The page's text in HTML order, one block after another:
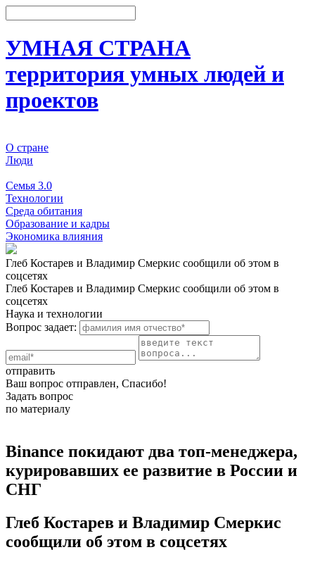
УМНАЯ СТРАНА
территория умных людей и
проектов
О стране
Люди
Семья 3.0
Технологии
Среда обитания
Образование и кадры
Экономика влияния
Глеб Костарев и Владимир Смеркис сообщили об этом в
соцсетях
Глеб Костарев и Владимир Смеркис сообщили об этом в
соцсетях
Наука и технологии
Вопрос задает:
отправить
Ваш вопрос отправлен, Спасибо!
Задать вопрос
по материалу
Binance покидают два топ-менеджера,
курировавших ее развитие в России и
СНГ
Глеб Костарев и Владимир Смеркис
сообщили об этом в соцсетях